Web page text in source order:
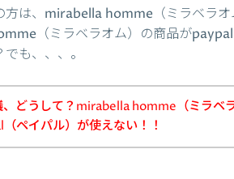
方は、mirabella homme（ミラベラ
（ミラベラオム）の商品が
も、、、。
、どうして？mirabella homme（ミラベ
ペイパル）が使えない！！